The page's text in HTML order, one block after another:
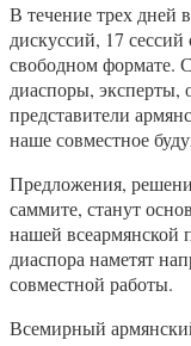
В течение трех дней
дискуссий, 17
свободном формате.
диаспоры, эксперты,
представители
наше совместное
Предложения,
саммите, станут
нашей всеармянской
диаспора наметят
совместной работы.
Всемирный